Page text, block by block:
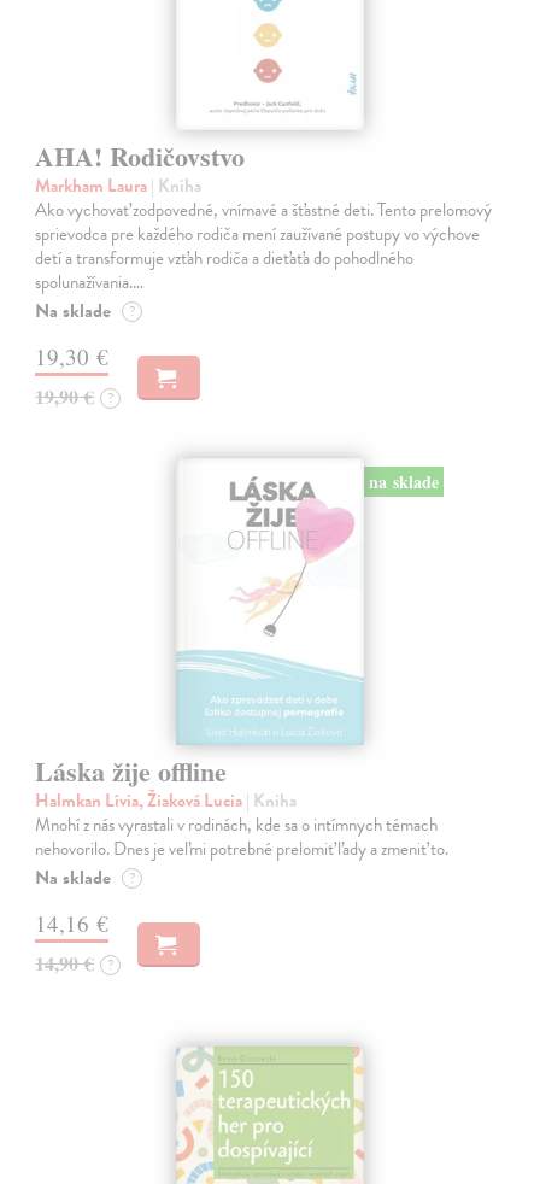
AHA! Rodičovstvo
Markham Laura| Kniha
Ako vychovať zodpovedné, vnímavé a šťastné deti. Tento prelomový
sprievodca pre každého rodiča mení zaužívané postupy vo výchove
detí a transformuje vzťah rodiča a dieťaťa do pohodlného
spolunažívania.…
Na sklade ?
19,30 €
19,90 € ?
na sklade
Láska žije offline
Halmkan Lívia, Žiaková Lucia| Kniha
Mnohí z nás vyrastali v rodinách, kde sa o intímnych témach
nehovorilo. Dnes je veľmi potrebné prelomiť ľady a zmeniť to.
Na sklade ?
14,16 €
14,90 € ?